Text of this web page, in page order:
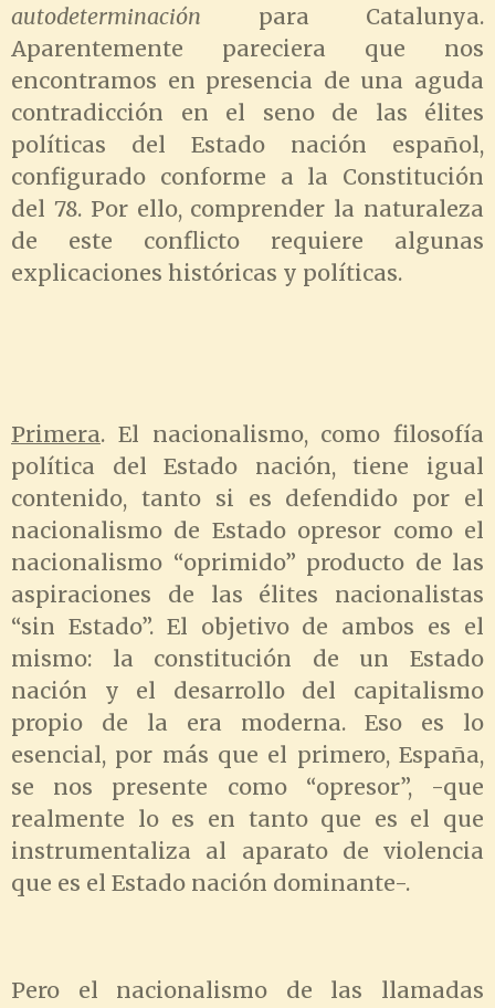
autodeterminación para Catalunya.
Aparentemente pareciera que nos
encontramos en presencia de una aguda
contradicción en el seno de las élites
políticas del Estado nación español,
configurado conforme a la Constitución
del 78. Por ello, comprender la naturaleza
de este conflicto requiere algunas
explicaciones históricas y políticas.
Primera. El nacionalismo, como filosofía
política del Estado nación, tiene igual
contenido, tanto si es defendido por el
nacionalismo de Estado opresor como el
nacionalismo “oprimido” producto de las
aspiraciones de las élites nacionalistas
“sin Estado”. El objetivo de ambos es el
mismo: la constitución de un Estado
nación y el desarrollo del capitalismo
propio de la era moderna. Eso es lo
esencial, por más que el primero, España,
se nos presente como “opresor”, -que
realmente lo es en tanto que es el que
instrumentaliza al aparato de violencia
que es el Estado nación dominante-.
Pero el nacionalismo de las llamadas